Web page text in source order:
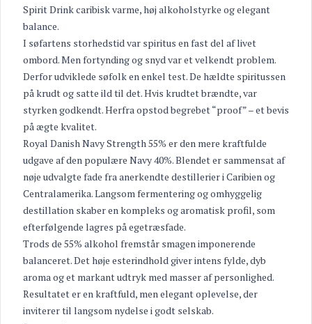
Spirit Drink caribisk varme, høj alkoholstyrke og elegant
balance.
I søfartens storhedstid var spiritus en fast del af livet
ombord. Men fortynding og snyd var et velkendt problem.
Derfor udviklede søfolk en enkel test. De hældte spiritussen
på krudt og satte ild til det. Hvis krudtet brændte, var
styrken godkendt. Herfra opstod begrebet “proof” – et bevis
på ægte kvalitet.
Royal Danish Navy Strength 55% er den mere kraftfulde
udgave af den populære Navy 40%. Blendet er sammensat af
nøje udvalgte fade fra anerkendte destillerier i Caribien og
Centralamerika. Langsom fermentering og omhyggelig
destillation skaber en kompleks og aromatisk profil, som
efterfølgende lagres på egetræsfade.
Trods de 55% alkohol fremstår smagen imponerende
balanceret. Det høje esterindhold giver intens fylde, dyb
aroma og et markant udtryk med masser af personlighed.
Resultatet er en kraftfuld, men elegant oplevelse, der
inviterer til langsom nydelse i godt selskab.